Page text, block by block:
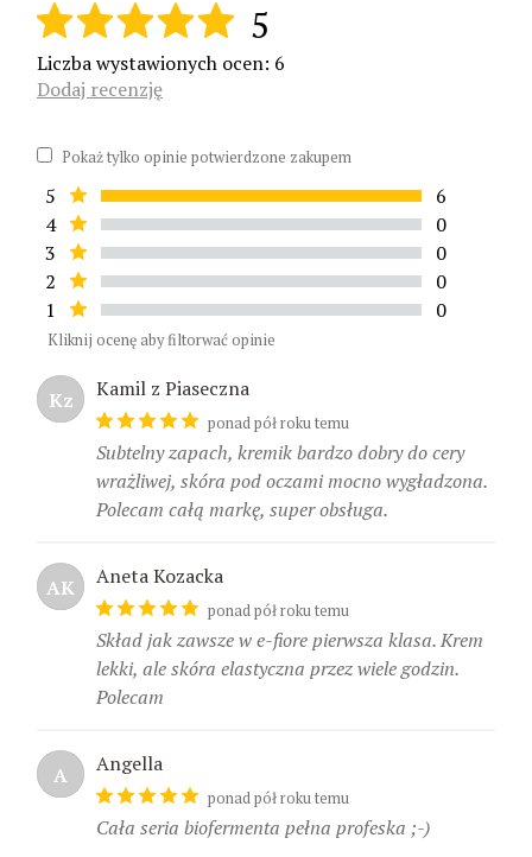
5
Liczba wystawionych ocen: 6
Dodaj recenzję
Pokaż tylko opinie potwierdzone zakupem
5
6
4
0
3
0
2
0
1
0
Kliknij ocenę aby filtorwać opinie
Kz Kamil z Piaseczna
ponad pół roku temu
Subtelny zapach, kremik bardzo dobry do cery
wrażliwej, skóra pod oczami mocno wygładzona.
Polecam całą markę, super obsługa.
AK Aneta Kozacka
ponad pół roku temu
Skład jak zawsze w e-fiore pierwsza klasa. Krem
lekki, ale skóra elastyczna przez wiele godzin.
Polecam
A Angella
ponad pół roku temu
Cała seria biofermenta pełna profeska ;-)